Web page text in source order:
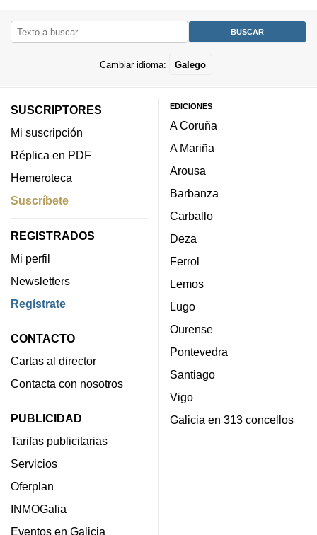
Cambiar idioma: Galego
SUSCRIPTORES
Mi suscripción
Réplica en PDF
Hemeroteca
Suscríbete
REGISTRADOS
Mi perfil
Newsletters
Regístrate
CONTACTO
Cartas al director
Contacta con nosotros
PUBLICIDAD
Tarifas publicitarias
Servicios
Oferplan
INMOGalia
Eventos en Galicia
EDICIONES
A Coruña
A Mariña
Arousa
Barbanza
Carballo
Deza
Ferrol
Lemos
Lugo
Ourense
Pontevedra
Santiago
Vigo
Galicia en 313 concellos